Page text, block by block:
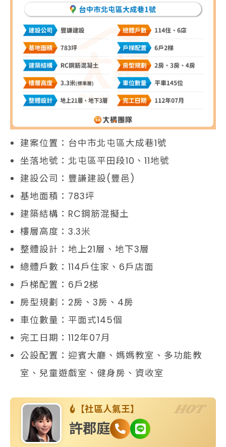
建案位置：台中市北屯區大成巷1號
坐落地號：北屯區平田段10、11地號
建設公司：豐謙建設(豐邑)
基地面積：783坪
建築結構：RC鋼筋混擬土
樓層高度：3.3米
整體設計：地上21層、地下3層
總體戶數：114戶住家、6戶店面
戶梯配置：6戶2梯
房型規劃：2房、3房、4房
車位數量：平面式145個
完工日期：112年07月
公設配置：迎賓大廳、媽媽教室、多功能教
室、兒童遊戲室、健身房、資收室
【社區人氣王】
許郡庭
HOT